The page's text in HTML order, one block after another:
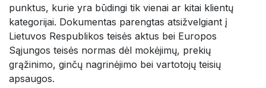
punktus, kurie yra būdingi tik vienai ar kitai klientų
kategorijai. Dokumentas parengtas atsižvelgiant į
Lietuvos Respublikos teisės aktus bei Europos
Sąjungos teisės normas dėl mokėjimų, prekių
grąžinimo, ginčų nagrinėjimo bei vartotojų teisių
apsaugos.